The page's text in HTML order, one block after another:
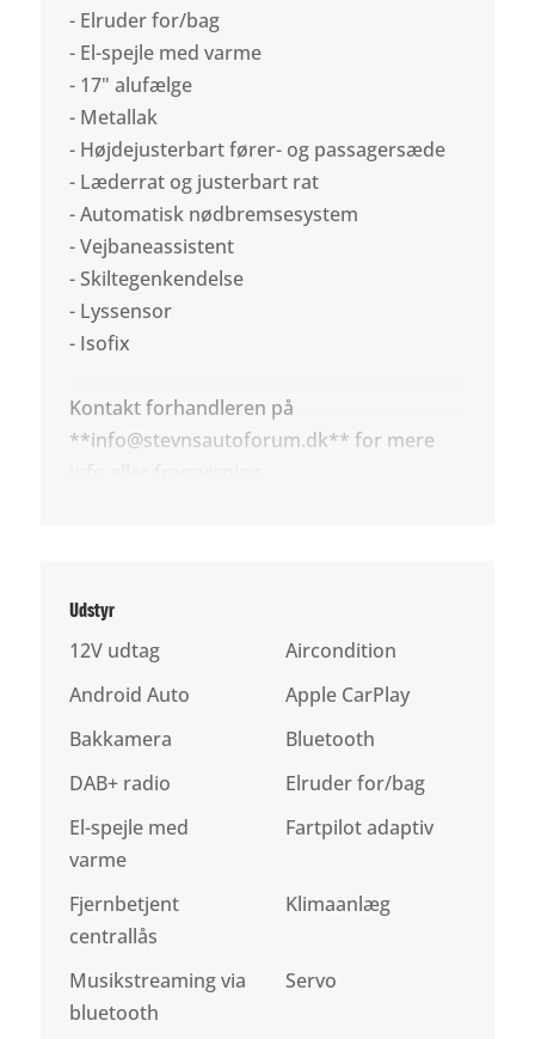
- Elruder for/bag
- El-spejle med varme
- 17" alufælge
- Metallak
- Højdejusterbart fører- og passagersæde
- Læderrat og justerbart rat
- Automatisk nødbremsesystem
- Vejbaneassistent
- Skiltegenkendelse
- Lyssensor
- Isofix
Kontakt forhandleren på
**info@stevnsautoforum.dk** for mere
Udstyr
12V udtag
Aircondition
Android Auto
Apple CarPlay
Bakkamera
Bluetooth
DAB+ radio
Elruder for/bag
El-spejle med
varme
Fartpilot adaptiv
Fjernbetjent
centrallås
Klimaanlæg
Musikstreaming via
bluetooth
Servo